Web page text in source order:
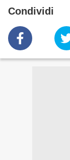
Condividi